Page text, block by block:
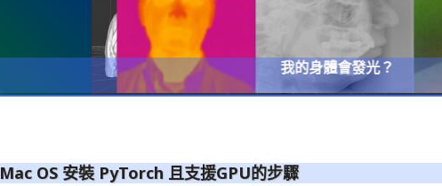
我的身體會發光？
Mac OS 安裝 PyTorch 且支援GPU的步驟